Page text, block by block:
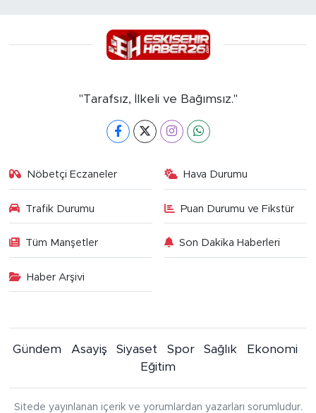
"Tarafsız, İlkeli ve Bağımsız."
Nöbetçi Eczaneler Hava Durumu
Trafik Durumu Puan Durumu ve Fikstür
Tüm Manşetler Son Dakika Haberleri
Haber Arşivi
Gündem Asayiş Siyaset Spor Sağlık
Ekonomi
Eğitim
Sitede yayınlanan içerik ve yorumlardan yazarları sorumludur.